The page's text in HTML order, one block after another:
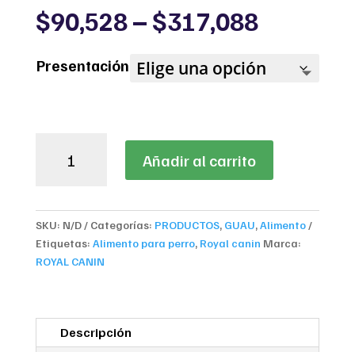
$90,528– $317,088Price
range:
$90,528
through
Presentación
CANIN
cantidad
Añadir al carrito
SKU: N/D Categorías: PRODUCTOS, GUAU,Alimento
Etiquetas: Alimento para perro, Royal canin Marca:
ROYAL CANIN
Descripción